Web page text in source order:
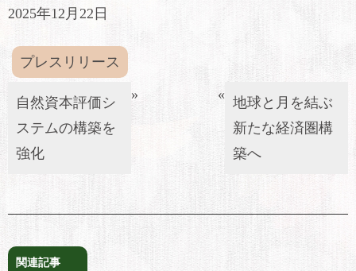
2025年12月22日
プレスリリース
自然資本評価シ
ステムの構築を
強化
» « 地球と月を結ぶ
新たな経済圏構
築へ
関連記事